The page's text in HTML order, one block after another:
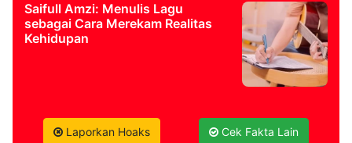
Saifull Amzi: Menulis Lagu
sebagai Cara Merekam Realitas
Kehidupan
Laporkan Hoaks Cek Fakta Lain